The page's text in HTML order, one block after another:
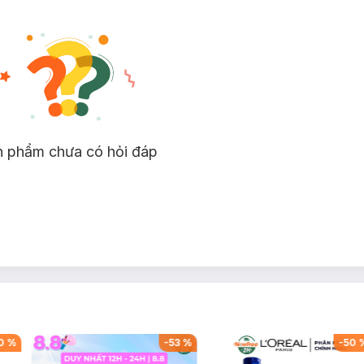
& Nám 30ml
kem dưỡng đến từ thương hiệu L'Oreal (Pháp), với phức hợp
nám, cho làn da đều màu và rạng rỡ hơn sau 8 tuần sử dụng. Đặc
lì, giảm bóng nhờn suốt 24H.
phẩm chưa có hỏi đáp
% -53% -50